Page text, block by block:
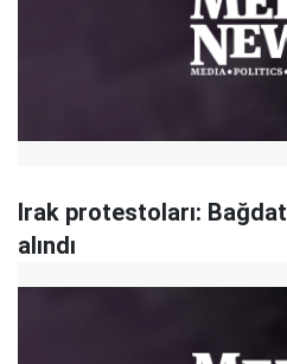
Irak protestoları:
alındı